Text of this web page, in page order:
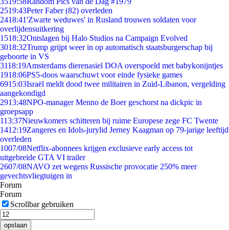
2519:43Peter Faber (82) overleden
2418:41'Zwarte weduwes' in Rusland trouwen soldaten voor
overlijdensuitkering
1518:32Ontslagen bij Halo Studios na Campaign Evolved
3018:32Trump grijpt weer in op automatisch staatsburgerschap bij
geboorte in VS
3118:19Amsterdams dierenasiel DOA overspoeld met babykonijntjes
1918:06PS5-doos waarschuwt voor einde fysieke games
6915:03Israël meldt dood twee militairen in Zuid-Libanon, vergelding
aangekondigd
2913:48NPO-manager Menno de Boer geschorst na dickpic in
groepsapp
113:37Nieuwkomers schitteren bij ruime Europese zege FC Twente
1412:19Zangeres en Idols-jurylid Jerney Kaagman op 79-jarige leeftijd
overleden
1007/08Netflix-abonnees krijgen exclusieve early access tot
uitgebreide GTA VI trailer
2607/08NAVO zet wegens Russische provocatie 250% meer
gevechtsvliegtuigen in
Forum
Forum
Scrollbar gebruiken
opslaan